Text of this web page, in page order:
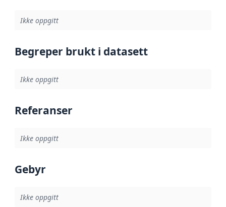
Ikke oppgitt
Begreper brukt i datasett
Ikke oppgitt
Referanser
Ikke oppgitt
Gebyr
Ikke oppgitt